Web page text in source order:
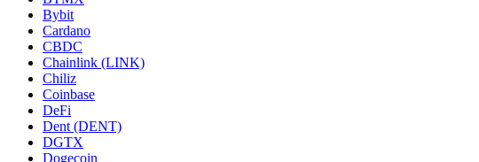
Bybit
Cardano
CBDC
Chainlink (LINK)
Chiliz
Coinbase
DeFi
Dent (DENT)
DGTX
Dogecoin